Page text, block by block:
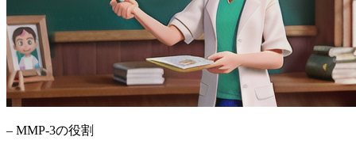
– MMP-3の役割